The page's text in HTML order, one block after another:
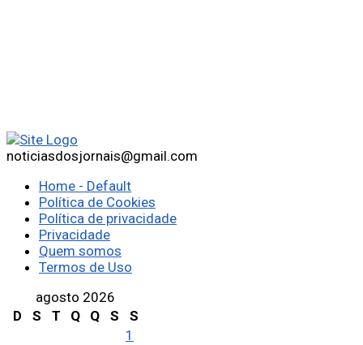
noticiasdosjornais@gmail.com
Home - Default
Política de Cookies
Política de privacidade
Privacidade
Quem somos
Termos de Uso
agosto 2026
D
S T Q Q S
S
1